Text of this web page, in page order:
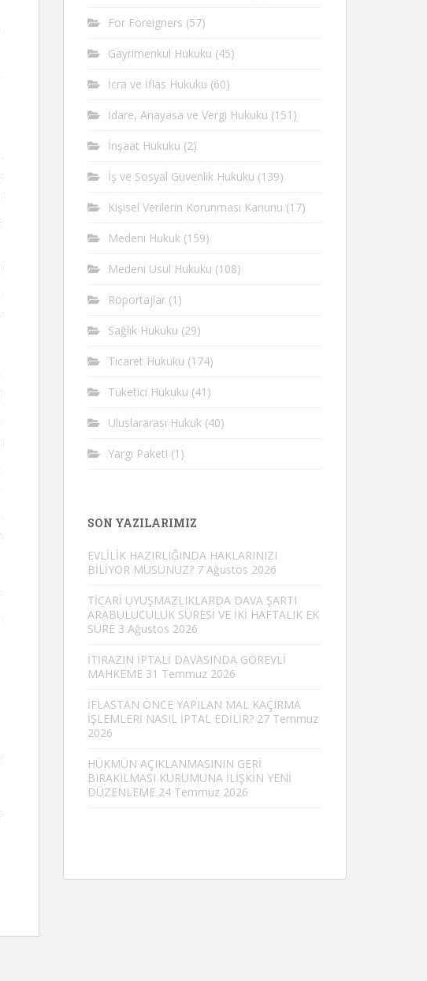
For Foreigners (57)
Gayrimenkul Hukuku (45)
İcra ve İflas Hukuku (60)
İdare, Anayasa ve Vergi Hukuku (151)
İnşaat Hukuku (2)
İş ve Sosyal Güvenlik Hukuku (139)
Kişisel Verilerin Korunması Kanunu (17)
Medeni Hukuk (159)
Medeni Usul Hukuku (108)
Röportajlar (1)
Sağlık Hukuku (29)
Ticaret Hukuku (174)
Tüketici Hukuku (41)
Uluslararası Hukuk (40)
Yargı Paketi (1)
SON YAZILARIMIZ
EVLİLİK HAZIRLIĞINDA HAKLARINIZI
BİLİYOR MUSUNUZ? 7 Ağustos 2026
TİCARİ UYUŞMAZLIKLARDA DAVA ŞARTI
ARABULUCULUK SÜRESİ VE İKİ HAFTALIK EK
SÜRE 3 Ağustos 2026
İTİRAZIN İPTALİ DAVASINDA GÖREVLİ
MAHKEME 31 Temmuz 2026
İFLASTAN ÖNCE YAPILAN MAL KAÇIRMA
İŞLEMLERİ NASIL İPTAL EDİLİR? 27 Temmuz
2026
HÜKMÜN AÇIKLANMASININ GERİ
BIRAKILMASI KURUMUNA İLİŞKİN YENİ
DÜZENLEME 24 Temmuz 2026